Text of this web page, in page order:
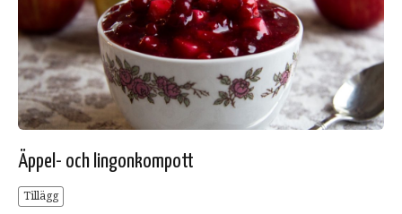
Äppel- och lingonkompott
Tillägg